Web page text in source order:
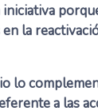
la
lo
a las